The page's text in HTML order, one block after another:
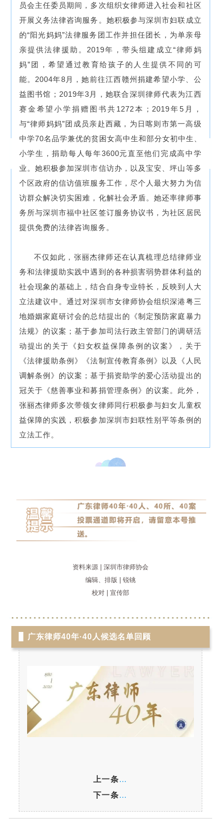
员会主任委员期间，多次组织女律师进入社会和社区
开展义务法律咨询服务。她积极参与深圳市妇联成立
的“阳光妈妈”法律服务团工作并担任团长，为单亲母
亲提供法律援助。2019年，带头组建成立“律师妈
妈”团，希望通过教育给孩子的人生提供不同的可
能。2004年8月，她前往江西赣州捐建希望小学、公
益图书馆；2019年3月，她联合深圳律师代表为江西
赛金希望小学捐赠图书共1272本；2019年5月，
与“律师妈妈”团成员亲赴西藏，为日喀则市第一高级
中学70名品学兼优的贫困女高中生和部分女初中生、
小学生，捐助每人每年3600元直至他们完成高中学
业。她积极参加深圳市信访办，以及宝安、坪山等多
个区政府的信访值班服务工作，尽个人最大努力为信
访群众解决切实困难，化解社会矛盾。她还率律师事
务所与深圳市福中社区签订服务协议书，为社区居民
提供免费的法律咨询服务。
不仅如此，张丽杰律师还在认真梳理总结律师业
务和法律援助实践中遇到的各种损害弱势群体利益的
社会现象的基础上，结合自身专业特长，反映到人大
立法建议中。通过对深圳市女律师协会组织深港粤三
地婚姻家庭研讨会的总结提出的《制定预防家庭暴力
法规》的议案；基于参加司法行政主管部门的调研活
动提出的关于《妇女权益保障条例的议案》，关于
《法律援助条例》《法制宣传教育条例》以及《人民
调解条例》的议案；基于捐资助学的爱心活动提出的
冠关于《慈善事业和募捐管理条例》的议案。此外，
张丽杰律师多次带领女律师同行积极参与妇女儿童权
益保障的实践，积极参加深圳市妇联性别平等条例的
立法工作。
资料来源 | 深圳市律师协会
编辑、排版 | 锐铫
校对 | 宣传部
广东律师40年·40人候选名单回顾
上一条：
广东律师40年 | 蔡翀：
下一条：
广东律师40年 | 蔡翀：